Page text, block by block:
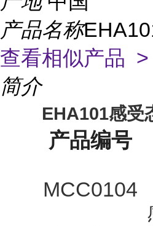
产品名称
查看相似产品 >
简介
EHA101感受
产品编号
MCC0104